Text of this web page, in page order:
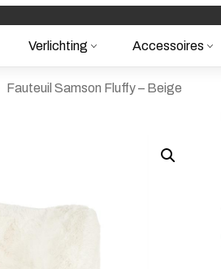
Verlichting Accessoires
Fauteuil Samson Fluffy – Beige